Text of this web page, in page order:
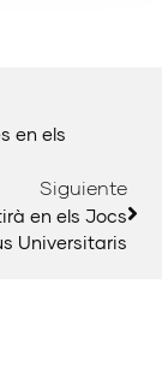
en els
Siguiente
en els Jocs
Universitaris